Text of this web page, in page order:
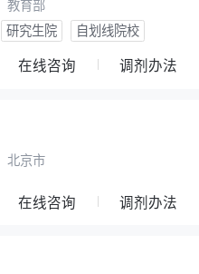
教育部
研究生院 自划线院校
在线咨询 调剂办法
北京市
在线咨询 调剂办法